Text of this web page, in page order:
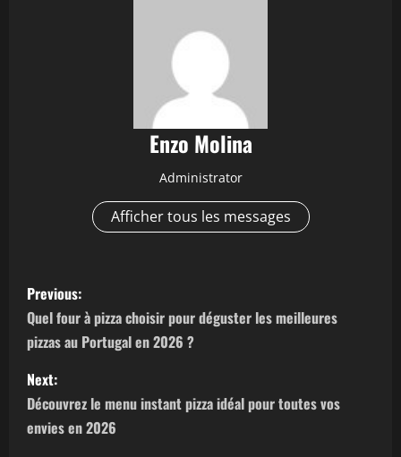
Enzo Molina
Administrator
Afficher tous les messages
P
o
s
t
n
Previous:
Quel four à pizza choisir pour déguster les meilleures
pizzas au Portugal en 2026 ?
Next:
Découvrez le menu instant pizza idéal pour toutes vos
envies en 2026